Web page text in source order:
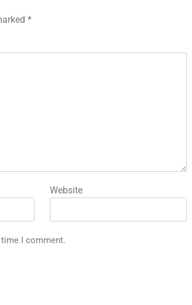
*
Website
I comment.